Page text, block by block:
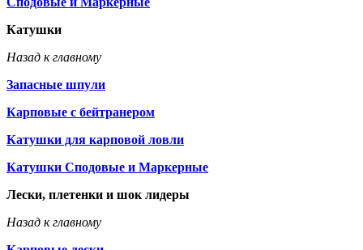
Катушки
Назад к главному
Запасные шпули
Карповые с бейтранером
Катушки для карповой ловли
Катушки Сподовые и Маркерные
Лески, плетенки и шок лидеры
Назад к главному